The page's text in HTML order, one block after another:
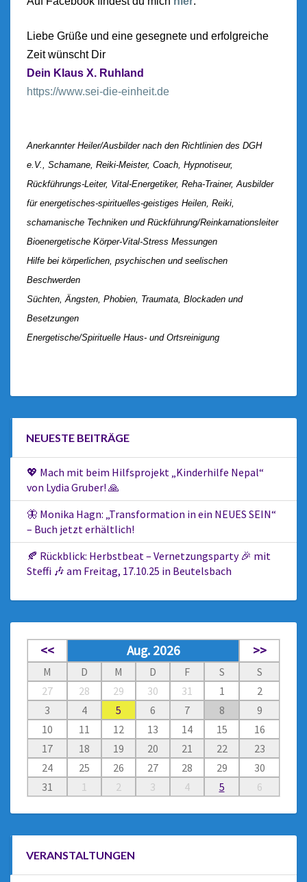
Liebe Grüße und eine gesegnete und erfolgreiche
Zeit wünscht Dir
Dein Klaus X. Ruhland
https://www.sei-die-einheit.de
Anerkannter Heiler/Ausbilder nach den Richtlinien des DGH
e.V., Schamane, Reiki-Meister, Coach, Hypnotiseur,
Rückführungs-Leiter, Vital-Energetiker, Reha-Trainer, Ausbilder
für energetisches-spirituelles-geistiges Heilen, Reiki,
schamanische Techniken und Rückführung/Reinkarnationsleiter
Bioenergetische Körper-Vital-Stress Messungen
Hilfe bei körperlichen, psychischen und seelischen
Beschwerden
Süchten, Ängsten, Phobien, Traumata, Blockaden und
Besetzungen
Energetische/Spirituelle Haus- und Ortsreinigung
NEUESTE BEITRÄGE
💖 Mach mit beim Hilfsprojekt „Kinderhilfe Nepal“
von Lydia Gruber! 🙏
🦋 Monika Hagn: „Transformation in ein NEUES SEIN“
– Buch jetzt erhältlich!
🍂 Rückblick: Herbstbeat – Vernetzungsparty 🎉 mit
Steffi 🎶 am Freitag, 17.10.25 in Beutelsbach
<< Aug. 2026 >>
M D M D F S
S
27
28 29 30 31 1
2
3
4 5 6 7 8
9
10
11 12 13 14 15
16
17
18 19 20 21 22
23
24
25 26 27 28 29
30
31
1 2 3 4 5 6
VERANSTALTUNGEN